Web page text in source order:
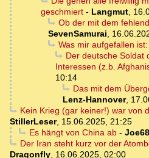
geschmiert - Langmut,
Ob der mit dem
SevenSamurai,
Was mir aufgefallen
Der deutsche Soldat
Interessen (z.b.
10:14
Das mit dem
Lenz-Hannover,
Kein Krieg (gar keiner!) war von
StillerLeser, 15.06.2025, 21:25
Es hängt von China ab- Joe68
Der Iran steht kurz vor der
Dragonfly, 16.06.2025, 02:00